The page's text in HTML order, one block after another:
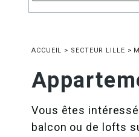
ACCUEIL > SECTEUR LILLE >
Vous êtes
balcon ou de lofts